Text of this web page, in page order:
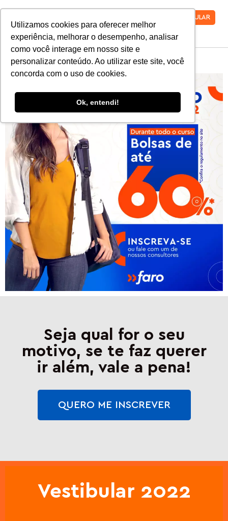
Utilizamos cookies para oferecer melhor
experiência, melhorar o desempenho, analisar
como você interage em nosso site e
personalizar conteúdo. Ao utilizar este site, você
concorda com o uso de cookies.
Ok, entendi!
VESTIBULAR
Seja qual for o seu
motivo, se te faz querer
ir além, vale a pena!
QUERO ME INSCREVER
Vestibular 2022